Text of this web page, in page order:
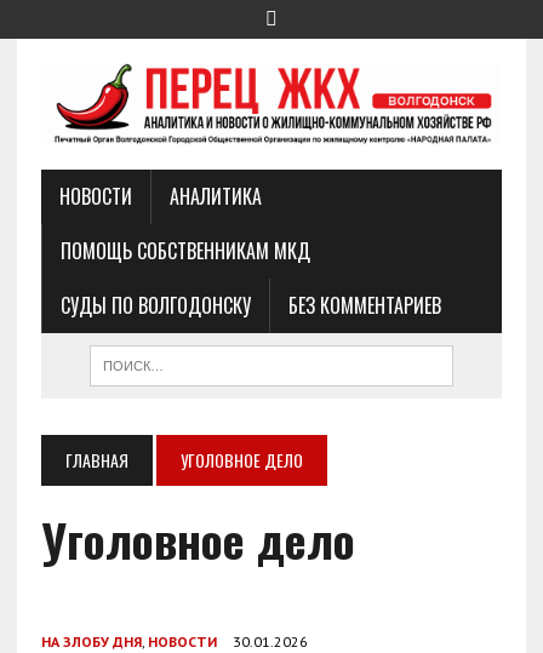
НОВОСТИ
АНАЛИТИКА
ПОМОЩЬ СОБСТВЕННИКАМ МКД
СУДЫ ПО ВОЛГОДОНСКУ
БЕЗ КОММЕНТАРИЕВ
ГЛАВНАЯ УГОЛОВНОЕ ДЕЛО
Уголовное дело
НА ЗЛОБУ ДНЯ, НОВОСТИ 30.01.2026